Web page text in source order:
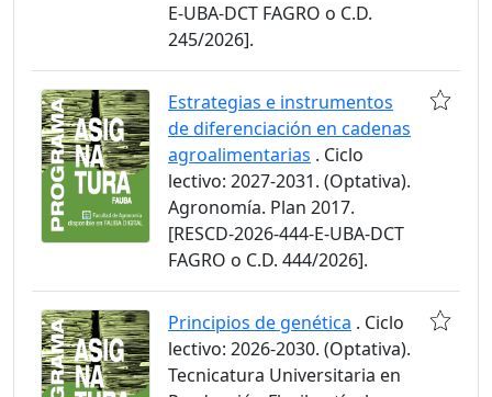
E-UBA-DCT FAGRO o C.D.
245/2026].
Estrategias e instrumentos
de diferenciación en cadenas
agroalimentarias . Ciclo
lectivo: 2027-2031. (Optativa).
Agronomía. Plan 2017.
[RESCD-2026-444-E-UBA-DCT
FAGRO o C.D. 444/2026].
Principios de genética . Ciclo
lectivo: 2026-2030. (Optativa).
Tecnicatura Universitaria en